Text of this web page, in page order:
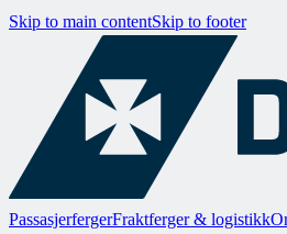
Skip to main contentSkip to footer
PassasjerfergerFraktferger & logistikk